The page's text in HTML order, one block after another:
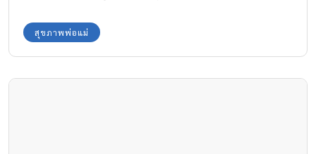
15 กิโลสุขภาพพ่อแม่